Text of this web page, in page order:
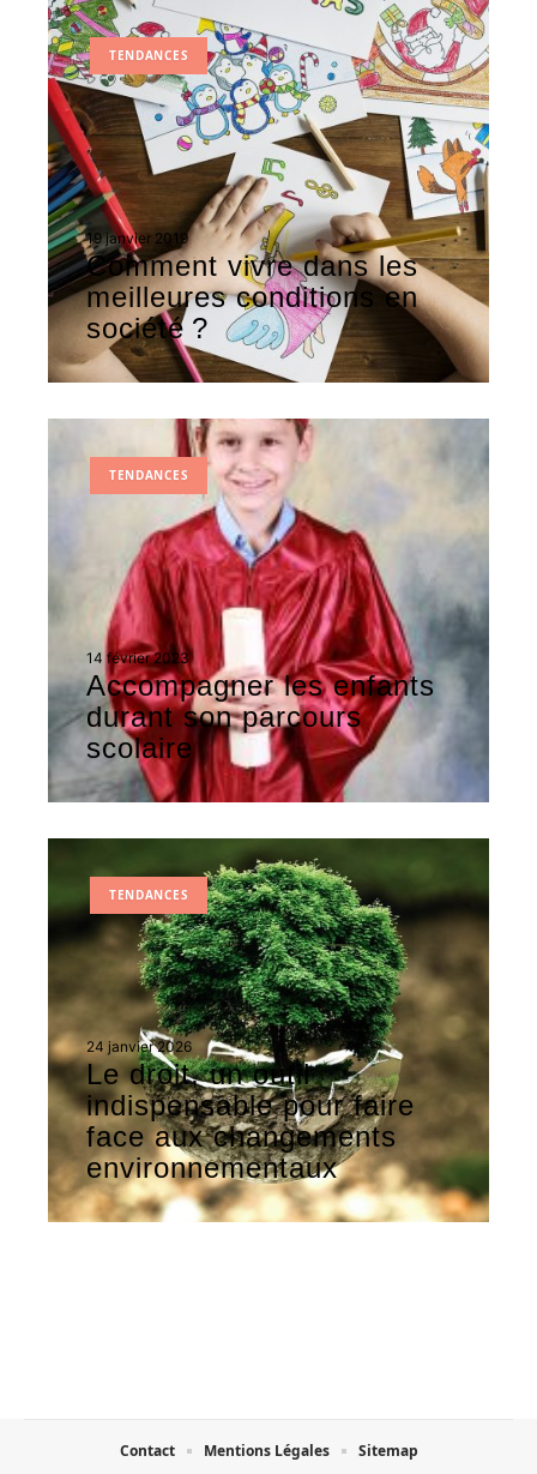
TENDANCES
19 janvier 2019
Comment vivre dans les
meilleures conditions en
société ?
TENDANCES
14 février 2023
Accompagner les enfants
durant son parcours
scolaire
TENDANCES
24 janvier 2026
Le droit, un outil
indispensable pour faire
face aux changements
environnementaux
Contact Mentions Légales Sitemap